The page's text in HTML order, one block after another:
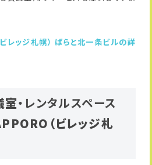
ッジ札幌） ばらと北一条ビルの詳
室・レンタルスペース
（ビレッジ札